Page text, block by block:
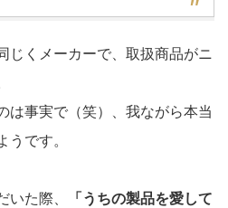
じくメーカーで、取扱商品がニ
は事実で（笑）、我ながら本当
うです。
いた際、
「うちの製品を愛して